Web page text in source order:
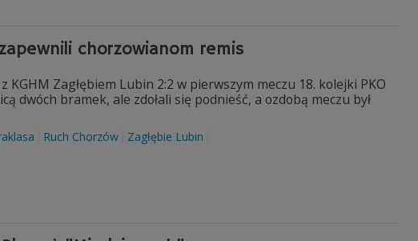
chorzowianom remis
KGHM Zagłębiem Lubin 2:2 w pierwszym meczu 18. kolejki PKO
dwóch bramek, ale zdołali się podnieść, a ozdobą meczu był
Ruch Chorzów Zagłębie Lubin